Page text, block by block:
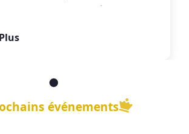
une offre complète
dans une ambiance conviviale.
événements